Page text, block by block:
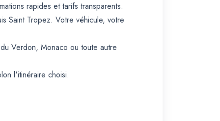
rapides et tarifs transparents.
Saint Tropez. Votre véhicule, votre
Verdon, Monaco ou toute autre
l'itinéraire choisi.